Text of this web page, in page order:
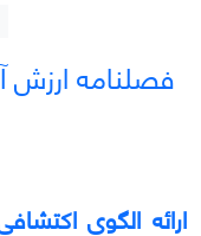
فصلنامه ارزش
ارائه الگوی